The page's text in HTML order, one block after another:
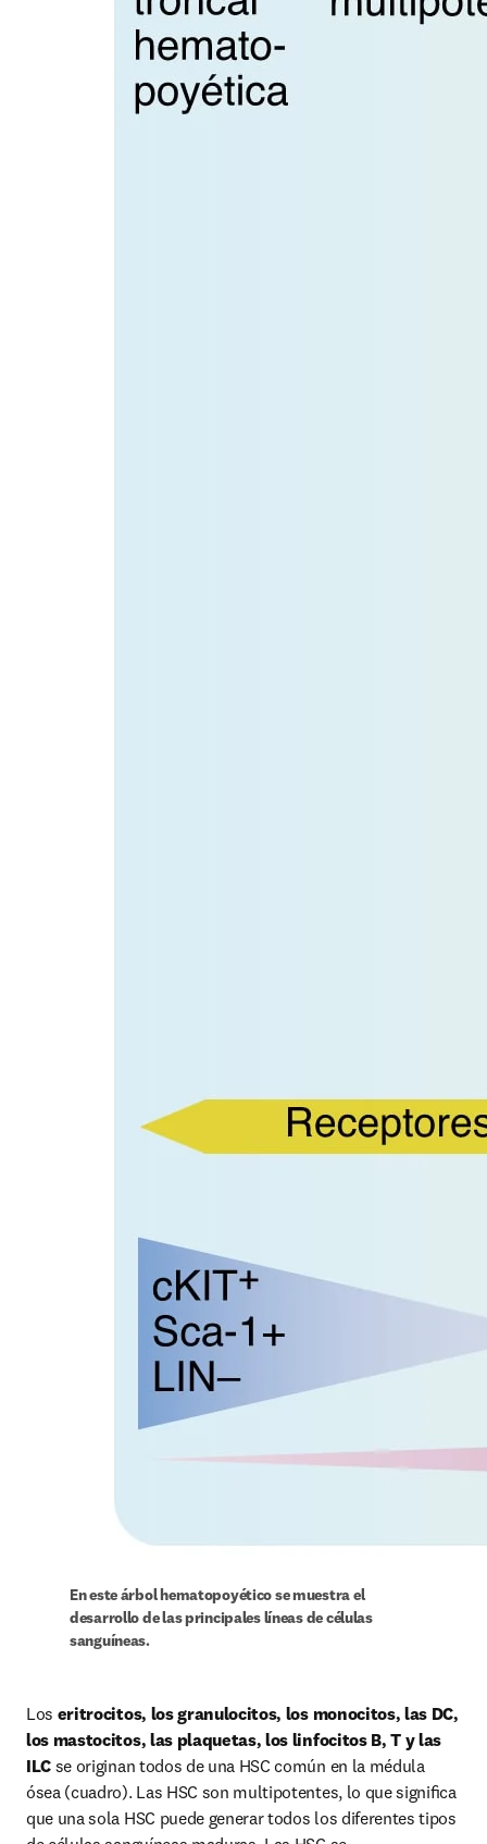
En este árbol hematopoyético se muestra el
desarrollo de las principales líneas de células
sanguíneas.
Los eritrocitos, los granulocitos, los monocitos, las DC,
los mastocitos, las plaquetas, los linfocitos B, T y las
ILC se originan todos de una HSC común en la médula
ósea (cuadro). Las HSC son multipotentes, lo que signiﬁca
que una sola HSC puede generar todos los diferentes tipos